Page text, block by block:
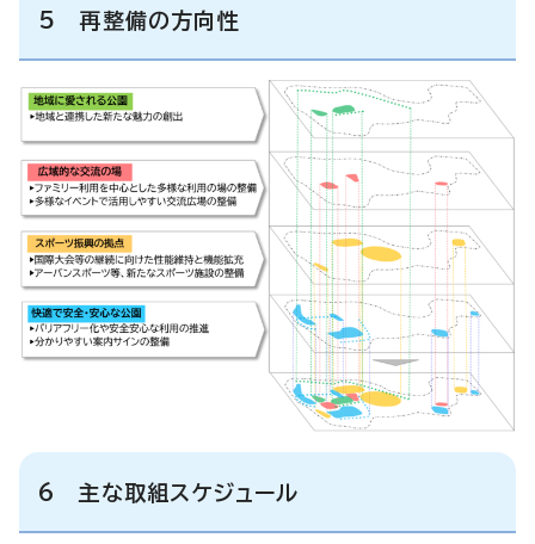
5 再整備の方向性
6 主な取組スケジュール